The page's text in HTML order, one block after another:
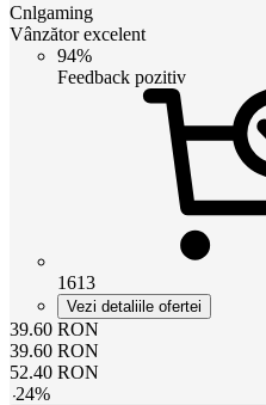
Cnlgaming
Vânzător excelent
94%
Feedback pozitiv
1613
Vezi detaliile ofertei
39.60 RON
39.60 RON
52.40 RON
-24%